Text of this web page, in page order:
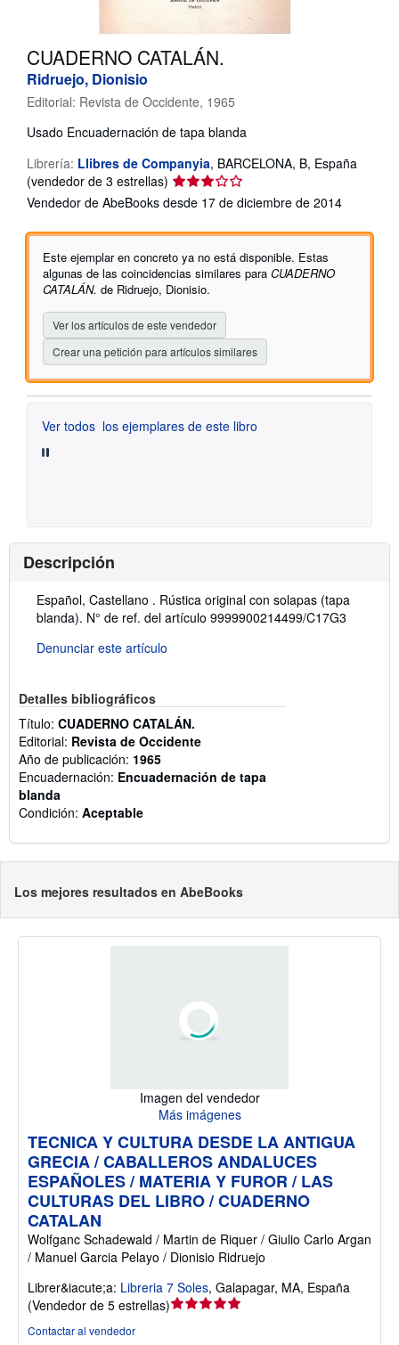
CUADERNO CATALÁN.
Ridruejo, Dionisio
Editorial: Revista de Occidente, 1965
Usado Encuadernación de tapa blanda
Librería: Llibres de Companyia, BARCELONA, B, España
(vendedor de 3 estrellas) Calificación
del
3
5
estrellas
Vendedor de AbeBooks desde 17 de diciembre de 2014
Este ejemplar en concreto ya no está disponible. Estas
algunas de las coincidencias similares para CUADERNO
CATALÁN. de Ridruejo, Dionisio.
Ver los artículos de este vendedor
Crear una petición para artículos similares
Ver todos los ejemplares de este libro
Descripción
Descripción:
Español, Castellano . Rústica original con solapas (tapa
blanda). N° de ref. del artículo 9999900214499/C17G3
Denunciar este artículo
Detalles bibliográficos
Título: CUADERNO CATALÁN.
Editorial: Revista de Occidente
Año de publicación: 1965
Encuadernación: Encuadernación de tapa
blanda
Condición: Aceptable
Los mejores resultados en AbeBooks
Imagen del vendedor
Más imágenes
TECNICA Y CULTURA DESDE LA ANTIGUA
GRECIA / CABALLEROS ANDALUCES
ESPAÑOLES / MATERIA Y FUROR / LAS
CULTURAS DEL LIBRO / CUADERNO
CATALAN
Wolfganc Schadewald / Martin de Riquer / Giulio Carlo Argan
/ Manuel Garcia Pelayo / Dionisio Ridruejo
Librer&iacute;a: Libreria 7 Soles, Galapagar, MA, España
(Vendedor de 5 estrellas)Calificación
Contactar al vendedor